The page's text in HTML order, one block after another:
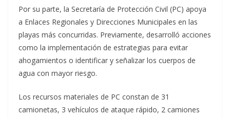
Por su parte, la Secretaría de Protección Civil (PC) apoya
a Enlaces Regionales y Direcciones Municipales en las
playas más concurridas. Previamente, desarrolló acciones
como la implementación de estrategias para evitar
ahogamientos o identificar y señalizar los cuerpos de
agua con mayor riesgo.
Los recursos materiales de PC constan de 31
camionetas, 3 vehículos de ataque rápido, 2 camiones